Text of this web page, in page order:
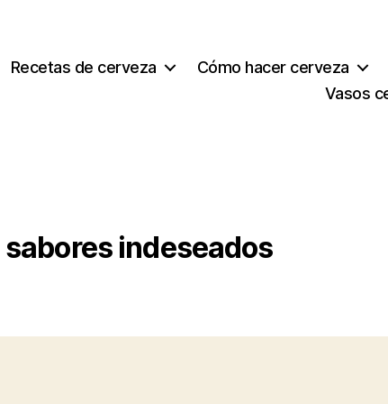
Recetas de cerveza Cómo hacer cerveza
Vasos
sabores indeseados